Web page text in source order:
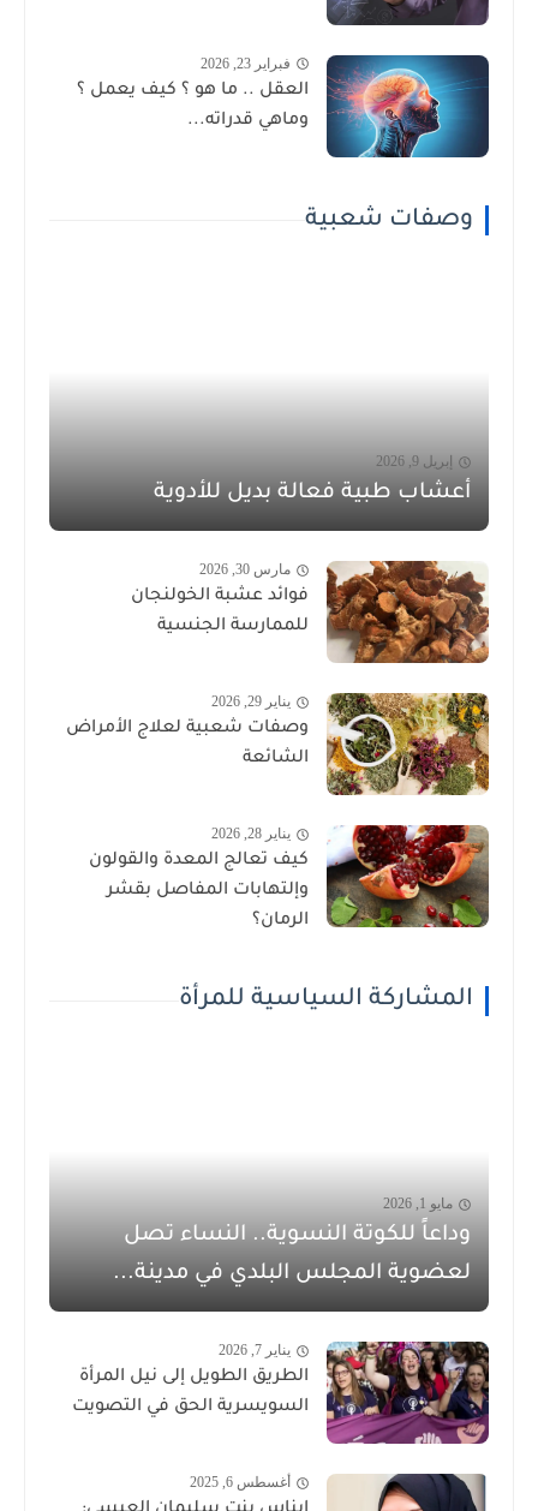
فبراير 23, 2026
العقل .. ما هو ؟ كيف يعمل ؟
وماهي قدراته...
وصفات شعبية
إبريل 9, 2026
أعشاب طبية فعالة بديل للأدوية
مارس 30, 2026
فوائد عشبة الخولنجان
للممارسة الجنسية
يناير 29, 2026
وصفات شعبية لعلاج الأمراض
الشائعة
يناير 28, 2026
كيف تعالج المعدة والقولون
وإلتهابات المفاصل بقشر
الرمان؟
المشاركة السياسية للمرأة
مايو 1, 2026
وداعاً للكوتة النسوية.. النساء تصل
لعضوية المجلس البلدي في مدينة...
يناير 7, 2026
الطريق الطويل إلى نيل المرأة
السويسرية الحق في التصويت
أغسطس 6, 2025